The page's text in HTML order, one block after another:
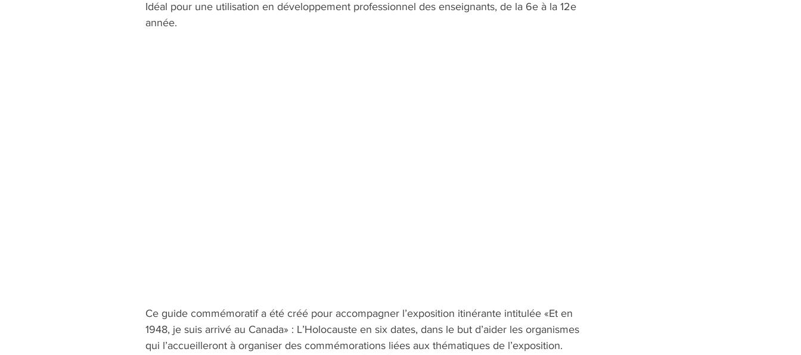
Idéal pour une utilisation en développement professionnel des enseignants, de la 6e à la 12e
année.
Ce guide commémoratif a été créé pour accompagner l’exposition itinérante intitulée «Et en
1948, je suis arrivé au Canada» : L’Holocauste en six dates, dans le but d’aider les organismes
qui l’accueilleront à organiser des commémorations liées aux thématiques de l’exposition.